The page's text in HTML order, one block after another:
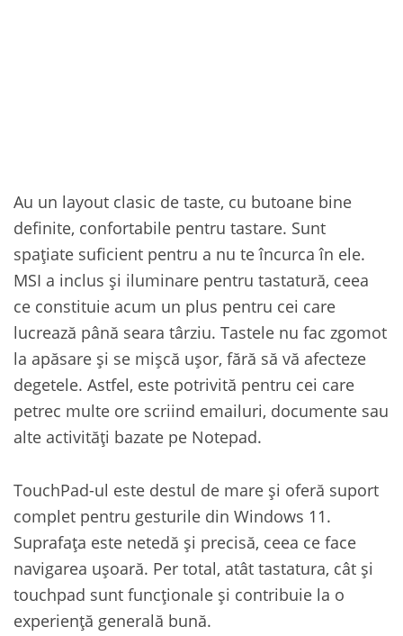
Au un layout clasic de taste, cu butoane bine
definite, confortabile pentru tastare. Sunt
spațiate suficient pentru a nu te încurca în ele.
MSI a inclus și iluminare pentru tastatură, ceea
ce constituie acum un plus pentru cei care
lucrează până seara târziu. Tastele nu fac zgomot
la apăsare și se mișcă ușor, fără să vă afecteze
degetele. Astfel, este potrivită pentru cei care
petrec multe ore scriind emailuri, documente sau
alte activități bazate pe Notepad.
TouchPad-ul este destul de mare și oferă suport
complet pentru gesturile din Windows 11.
Suprafața este netedă și precisă, ceea ce face
navigarea ușoară. Per total, atât tastatura, cât și
touchpad sunt funcționale și contribuie la o
experiență generală bună.